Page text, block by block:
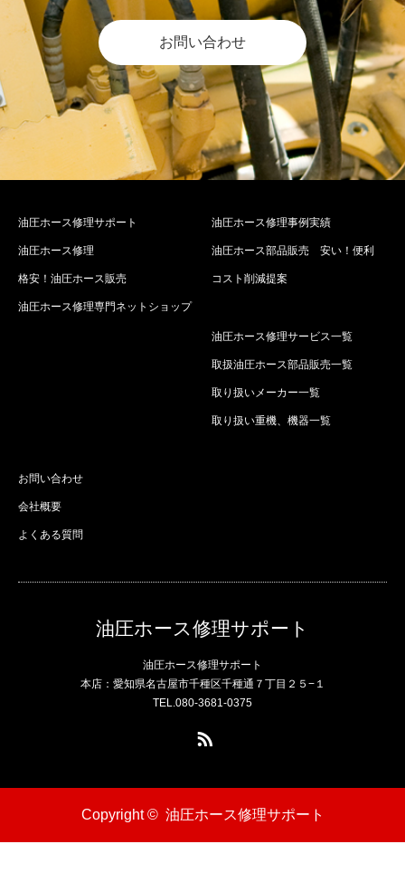
お問い合わせ
油圧ホース修理サポート
油圧ホース修理
格安！油圧ホース販売
油圧ホース修理専門ネットショップ
油圧ホース修理事例実績
油圧ホース部品販売 安い！便利
コスト削減提案
油圧ホース修理サービス一覧
取扱油圧ホース部品販売一覧
取り扱いメーカー一覧
取り扱い重機、機器一覧
お問い合わせ
会社概要
よくある質問
油圧ホース修理サポート
油圧ホース修理サポート
本店：愛知県名古屋市千種区千種通７丁目２５−１
TEL.080-3681-0375
Copyright © 油圧ホース修理サポート